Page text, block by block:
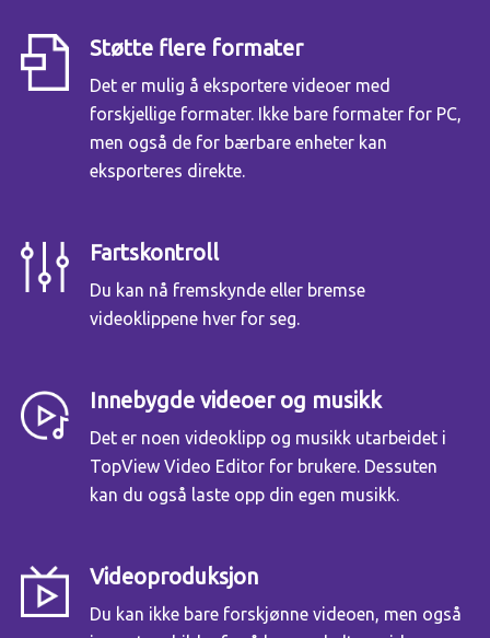
Støtte flere formater
Det er mulig å eksportere videoer med
forskjellige formater. Ikke bare formater for PC,
men også de for bærbare enheter kan
eksporteres direkte.
Fartskontroll
Du kan nå fremskynde eller bremse
videoklippene hver for seg.
Innebygde videoer og musikk
Det er noen videoklipp og musikk utarbeidet i
TopView Video Editor for brukere. Dessuten
kan du også laste opp din egen musikk.
Videoproduksjon
Du kan ikke bare forskjønne videoen, men også